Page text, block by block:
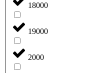
18000
19000
2000